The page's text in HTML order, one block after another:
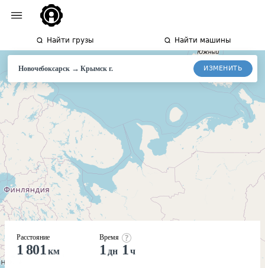
Найти грузы Найти машины
Новочебоксарск→Крымск г. ИЗМЕНИТЬ
Расстояние
1 801 км
Время
1 дн 1 ч